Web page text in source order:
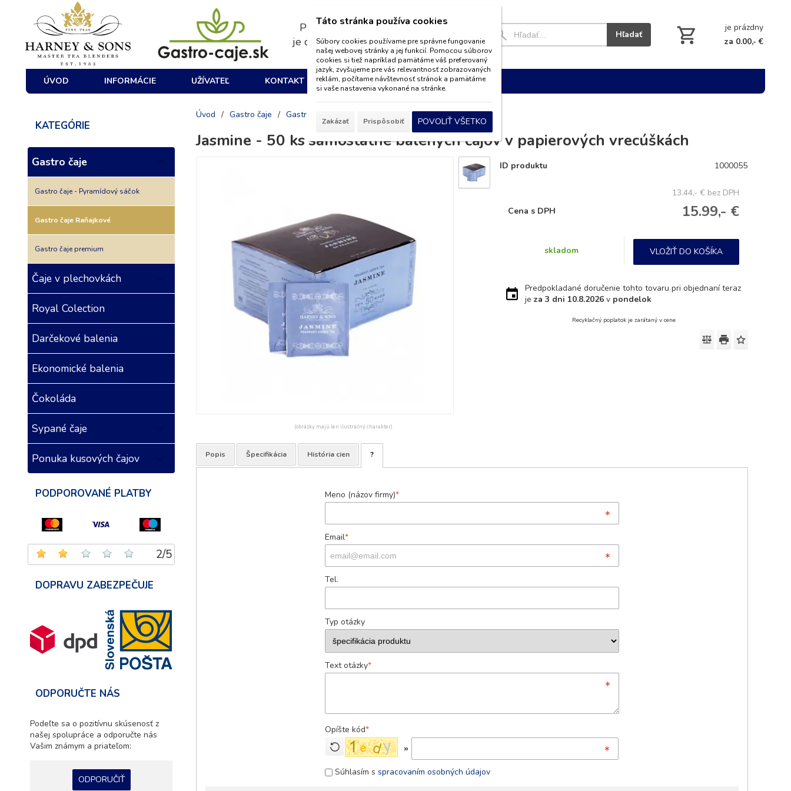
Pri nákupe nad 39€
je dopravaZADARMO Hľadať
je prázdny
za 0.00,- €
ÚVOD INFORMÁCIE UŽÍVATEĽ KONTAKT
KATEGÓRIE
Gastro čaje
Gastro čaje - Pyramídový sáčok
Gastro čaje Raňajkové
Gastro čaje premium
Čaje v plechovkách
Royal Colection
Darčekové balenia
Ekonomické balenia
Čokoláda
Sypané čaje
Ponuka kusových čajov
PODPOROVANÉ PLATBY
2/5
DOPRAVU ZABEZPEČUJE
ODPORUČTE NÁS
Podeľte sa o pozitívnu skúsenosť z
našej spolupráce a odporučte nás
Vašim známym a priateľom:
ODPORUČIŤ
Úvod / Gastro čaje / Gastro čaje Raňajkové
Jasmine - 50 ks samostatne balených čajov v papierových vrecúškách
(obrázky majú len ilustračný charakter)
ID produktu 1000055
13.44,- € bez DPH
15.99,- €
Cena s DPH
skladom VLOŽIŤ DO KOŠÍKA
Predpokladané doručenie tohto tovaru pri objednaní teraz
jeza 3 dni 10.8.2026 v pondelok
Recyklačný poplatok je zarátaný v cene
Popis Špecifikácia História cien ?
Meno (názov firmy)*
Email*
Tel.
Typ otázky
Text otázky*
Opíšte kód*
»
Súhlasím s spracovaním osobných údajov
Táto stránka používa cookies
Súbory cookies používame pre správne fungovanie
našej webovej stránky a jej funkcií. Pomocou súborov
cookies si tiež napríklad pamätáme váš preferovaný
jazyk, zvyšujeme pre vás relevantnosť zobrazovaných
reklám, počítame návštevnosť stránok a pamätáme
si vaše nastavenia vykonané na stránke.
Zakázať Prispôsobiť POVOLIŤ VŠETKO